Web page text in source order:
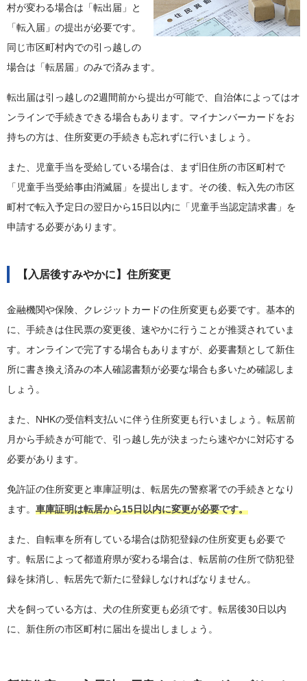
村が変わる場合は「転出届」と
「転入届」の提出が必要です。
同じ市区町村内での引っ越しの
場合は「転居届」のみで済みます。
転出届は引っ越しの2週間前から提出が可能で、自治体によってはオ
ンラインで手続きできる場合もあります。マイナンバーカードをお
持ちの方は、住所変更の手続きも忘れずに行いましょう。
また、児童手当を受給している場合は、まず旧住所の市区町村で
「児童手当受給事由消滅届」を提出します。その後、転入先の市区
町村で転入予定日の翌日から15日以内に「児童手当認定請求書」を
申請する必要があります。
【入居後すみやかに】住所変更
金融機関や保険、クレジットカードの住所変更も必要です。基本的
に、手続きは住民票の変更後、速やかに行うことが推奨されていま
す。オンラインで完了する場合もありますが、必要書類として新住
所に書き換え済みの本人確認書類が必要な場合も多いため確認しま
しょう。
また、NHKの受信料支払いに伴う住所変更も行いましょう。転居前
月から手続きが可能で、引っ越し先が決まったら速やかに対応する
必要があります。
免許証の住所変更と車庫証明は、転居先の警察署での手続きとなり
ます。 車庫証明は転居から15日以内に変更が必要です。
また、自転車を所有している場合は防犯登録の住所変更も必要で
す。転居によって都道府県が変わる場合は、転居前の住所で防犯登
録を抹消し、転居先で新たに登録しなければなりません。
犬を飼っている方は、犬の住所変更も必須です。転居後30日以内
に、新住所の市区町村に届出を提出しましょう。